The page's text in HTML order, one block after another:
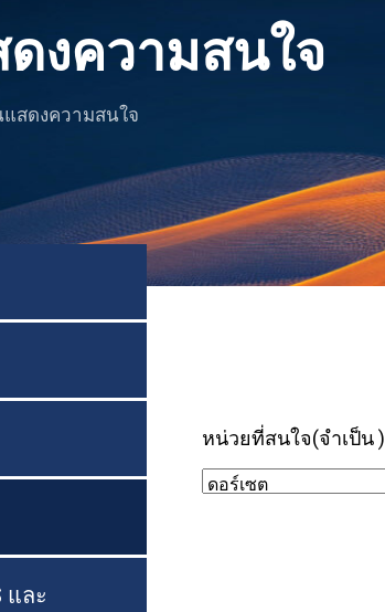
งความสนใจ
แสดงความสนใจ
หน่วยที่สนใจ(จำเป็น )
และ